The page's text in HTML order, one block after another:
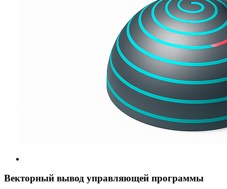
Векторный вывод управляющей программы